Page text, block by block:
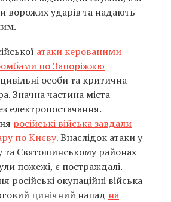
ворожих ударів та надають
атаки керованими
по Запоріжжю
особи та критична
Значна частина міста
електропостачання.
російські війська завдали
по Києву.Внаслідок атаки у
та Святошинському районах
пожежі, є постраждалі.
російські окупаційні війська
цинічний напад на